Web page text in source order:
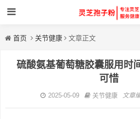
首页 关节健康 文章正文
硫酸氨基葡萄糖胶囊服用时
可惜
2025-05-09 关节健康 文章